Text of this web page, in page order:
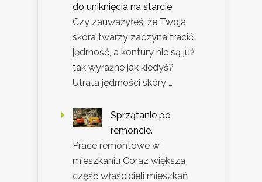
do uniknięcia na starcie
Czy zauważyłeś, że Twoja
skóra twarzy zaczyna tracić
jędrność, a kontury nie są już
tak wyraźne jak kiedyś?
Utrata jędrności skóry …
Sprzątanie po
remoncie.
Prace remontowe w
mieszkaniu Coraz większa
część właścicieli mieszkań